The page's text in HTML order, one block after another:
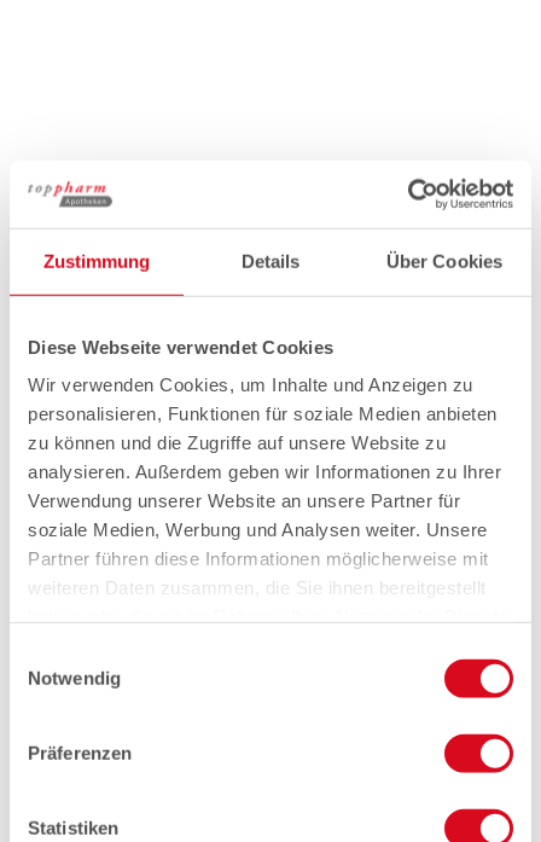
Zustimmung Details Über Cookies
Diese Webseite verwendet Cookies
Wir verwenden Cookies, um Inhalte und Anzeigen zu
personalisieren, Funktionen für soziale Medien anbieten
zu können und die Zugriffe auf unsere Website zu
analysieren. Außerdem geben wir Informationen zu Ihrer
Verwendung unserer Website an unsere Partner für
soziale Medien, Werbung und Analysen weiter. Unsere
Partner führen diese Informationen möglicherweise mit
weiteren Daten zusammen, die Sie ihnen bereitgestellt
Notwendig
Präferenzen
Statistiken